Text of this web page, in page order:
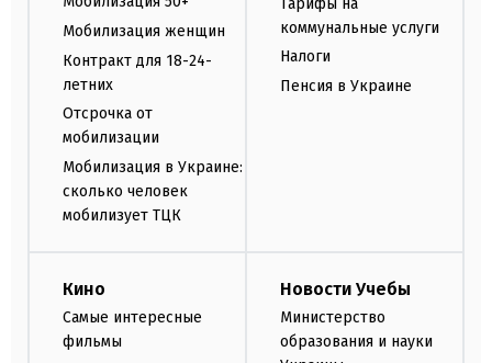
Мобилизация женщин
Контракт для 18-24-
летних
Отсрочка от
мобилизации
Мобилизация в Украине:
сколько человек
мобилизует ТЦК
коммунальные услуги
Налоги
Пенсия в Украине
Кино
Самые интересные
фильмы
Новости Учебы
Министерство
образования и науки